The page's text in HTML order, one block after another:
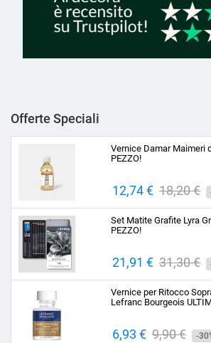
Offerte Speciali
Vernice Damar Maimeri
PEZZO!
Prezzo
12,74 € Prezzo
base
18,20 €
Set Matite Grafite Lyra
PEZZO!
Prezzo
21,91 € Prezzo
base
31,30 €
Vernice per Ritocco
Lefranc Bourgeois
Prezzo
6,93 € Prezzo
9,90 € -